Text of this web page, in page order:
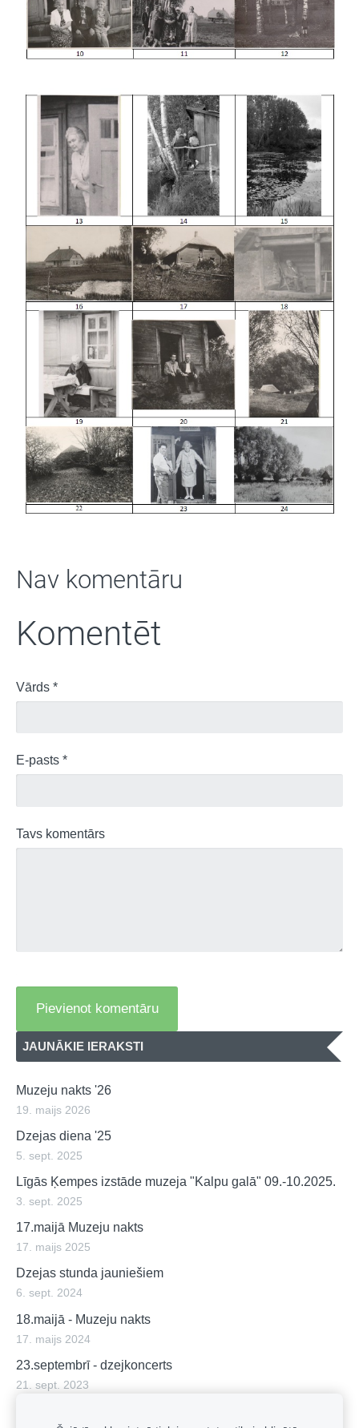
JAUNĀKIE IERAKSTI
Muzeju nakts '26
19. maijs 2026
Dzejas diena '25
5. sept. 2025
Līgās Ķempes izstāde muzeja "Kalpu galā" 09.-10.2025.
3. sept. 2025
17.maijā Muzeju nakts
17. maijs 2025
Dzejas stunda jauniešiem
6. sept. 2024
18.maijā - Muzeju nakts
17. maijs 2024
23.septembrī - dzejkoncerts
21. sept. 2023
Nav komentāru
Komentēt
Vārds *
E-pasts *
Tavs komentārs